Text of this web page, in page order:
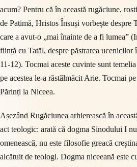
acum? Pentru că în această rugăciune,
de Patimă, Hristos Însuși vorbește despre
care a avut-o „mai înainte de a fi lumea”
ființă cu Tatăl, despre păstrarea ucenicilor
11-12). Tocmai aceste cuvinte sunt
pe acestea le-a răstălmăcit Arie. Tocmai
Părinți la Niceea.
Așezând Rugăciunea arhierească în
act teologic: arată că dogma Sinodului I
omenească, nu este filosofie greacă
alcătuit de teologi. Dogma niceeană este